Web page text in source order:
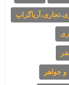
و جواهر